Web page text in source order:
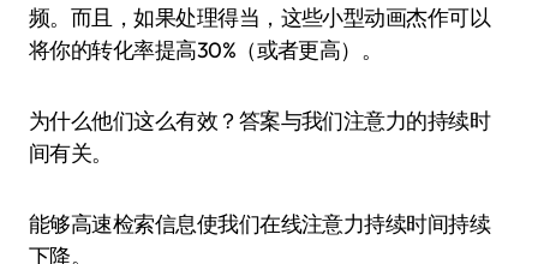
频。而且，如果处理得当，这些小型动画杰作可以
将你的转化率提高30%（或者更高）。
为什么他们这么有效？答案与我们注意力的持续时
间有关。
能够高速检索信息使我们在线注意力持续时间持续
下降。